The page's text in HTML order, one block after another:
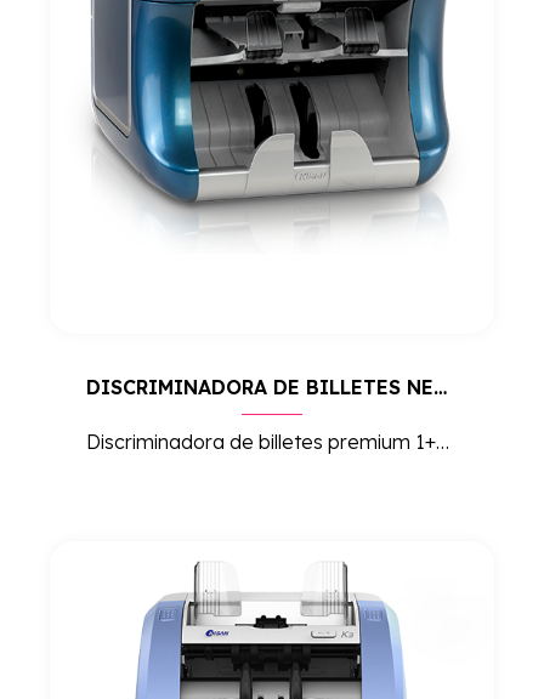
DISCRIMINADORA DE BILLETES NEWTON A
Discriminadora de billetes premium 1+1, líder de ventas, con detección de falsos fiable y hasta 1.500 billetes/min. Cuenta, valora y clasifica hasta 20 divisas.